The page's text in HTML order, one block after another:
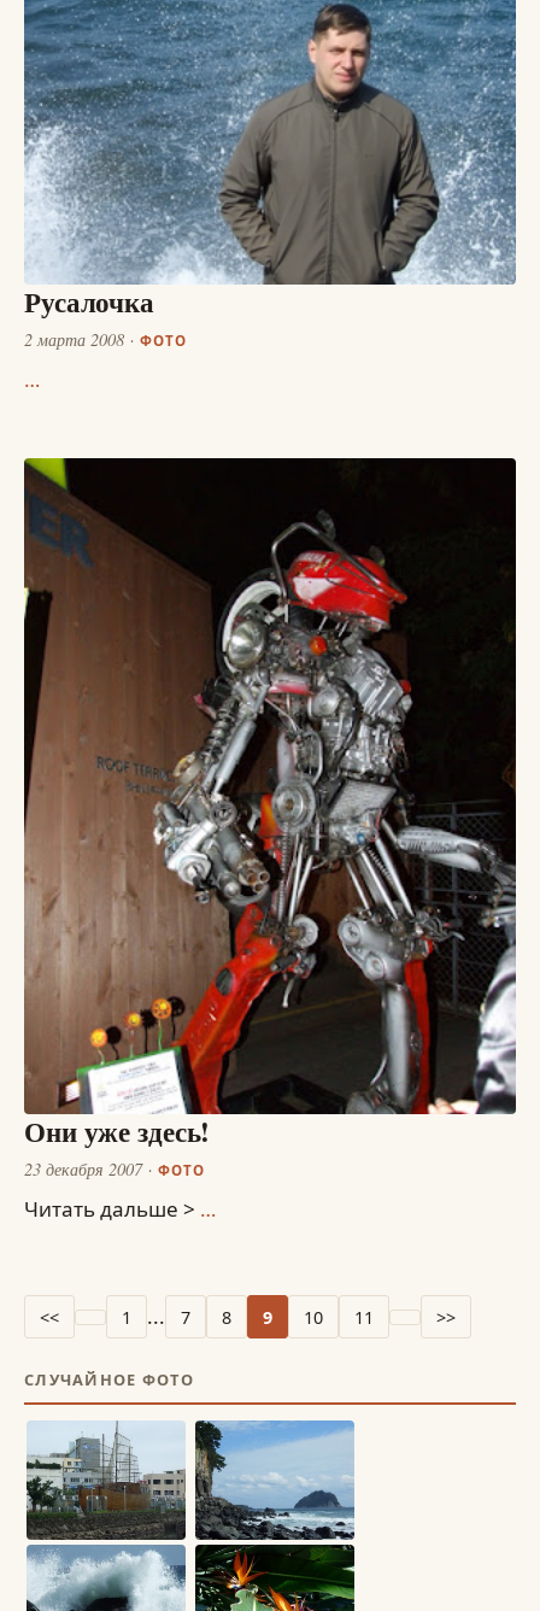
Русалочка
2 марта 2008 ФОТО
…
Они уже здесь!
23 декабря 2007 ФОТО
Читать дальше > …
<< 1 ... 7 8 9 10 11 >>
СЛУЧАЙНОЕ ФОТО